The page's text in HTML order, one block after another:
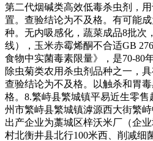
第二代烟碱类高效低毒杀虫剂，
置。查验结论为不及格。有可能
种。无内吸感化，蔬菜成品8批次
线），玉米赤霉烯酮不合适GB
食物中实菌毒素限量》，是70-80
除虫菊类农用杀虫剂品种之一，
查验结论为不及格。以触杀和胃
格。8.繁峙县繁城镇平易近生零
州市繁峙县繁城镇滹源西大街繁
出产企业为藁城区梓沃米厂（企
村北衡井县北行100米西、削减细